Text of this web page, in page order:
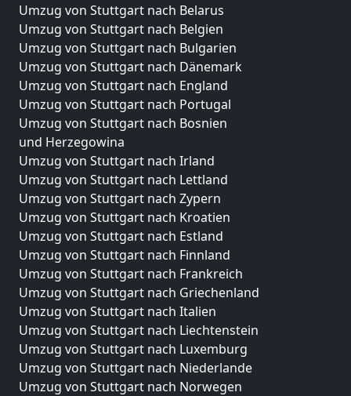
Umzug von Stuttgart nach Belarus
Umzug von Stuttgart nach Belgien
Umzug von Stuttgart nach Bulgarien
Umzug von Stuttgart nach Dänemark
Umzug von Stuttgart nach England
Umzug von Stuttgart nach Portugal
Umzug von Stuttgart nach Bosnien
und Herzegowina
Umzug von Stuttgart nach Irland
Umzug von Stuttgart nach Lettland
Umzug von Stuttgart nach Zypern
Umzug von Stuttgart nach Kroatien
Umzug von Stuttgart nach Estland
Umzug von Stuttgart nach Finnland
Umzug von Stuttgart nach Frankreich
Umzug von Stuttgart nach Griechenland
Umzug von Stuttgart nach Italien
Umzug von Stuttgart nach Liechtenstein
Umzug von Stuttgart nach Luxemburg
Umzug von Stuttgart nach Niederlande
Umzug von Stuttgart nach Norwegen